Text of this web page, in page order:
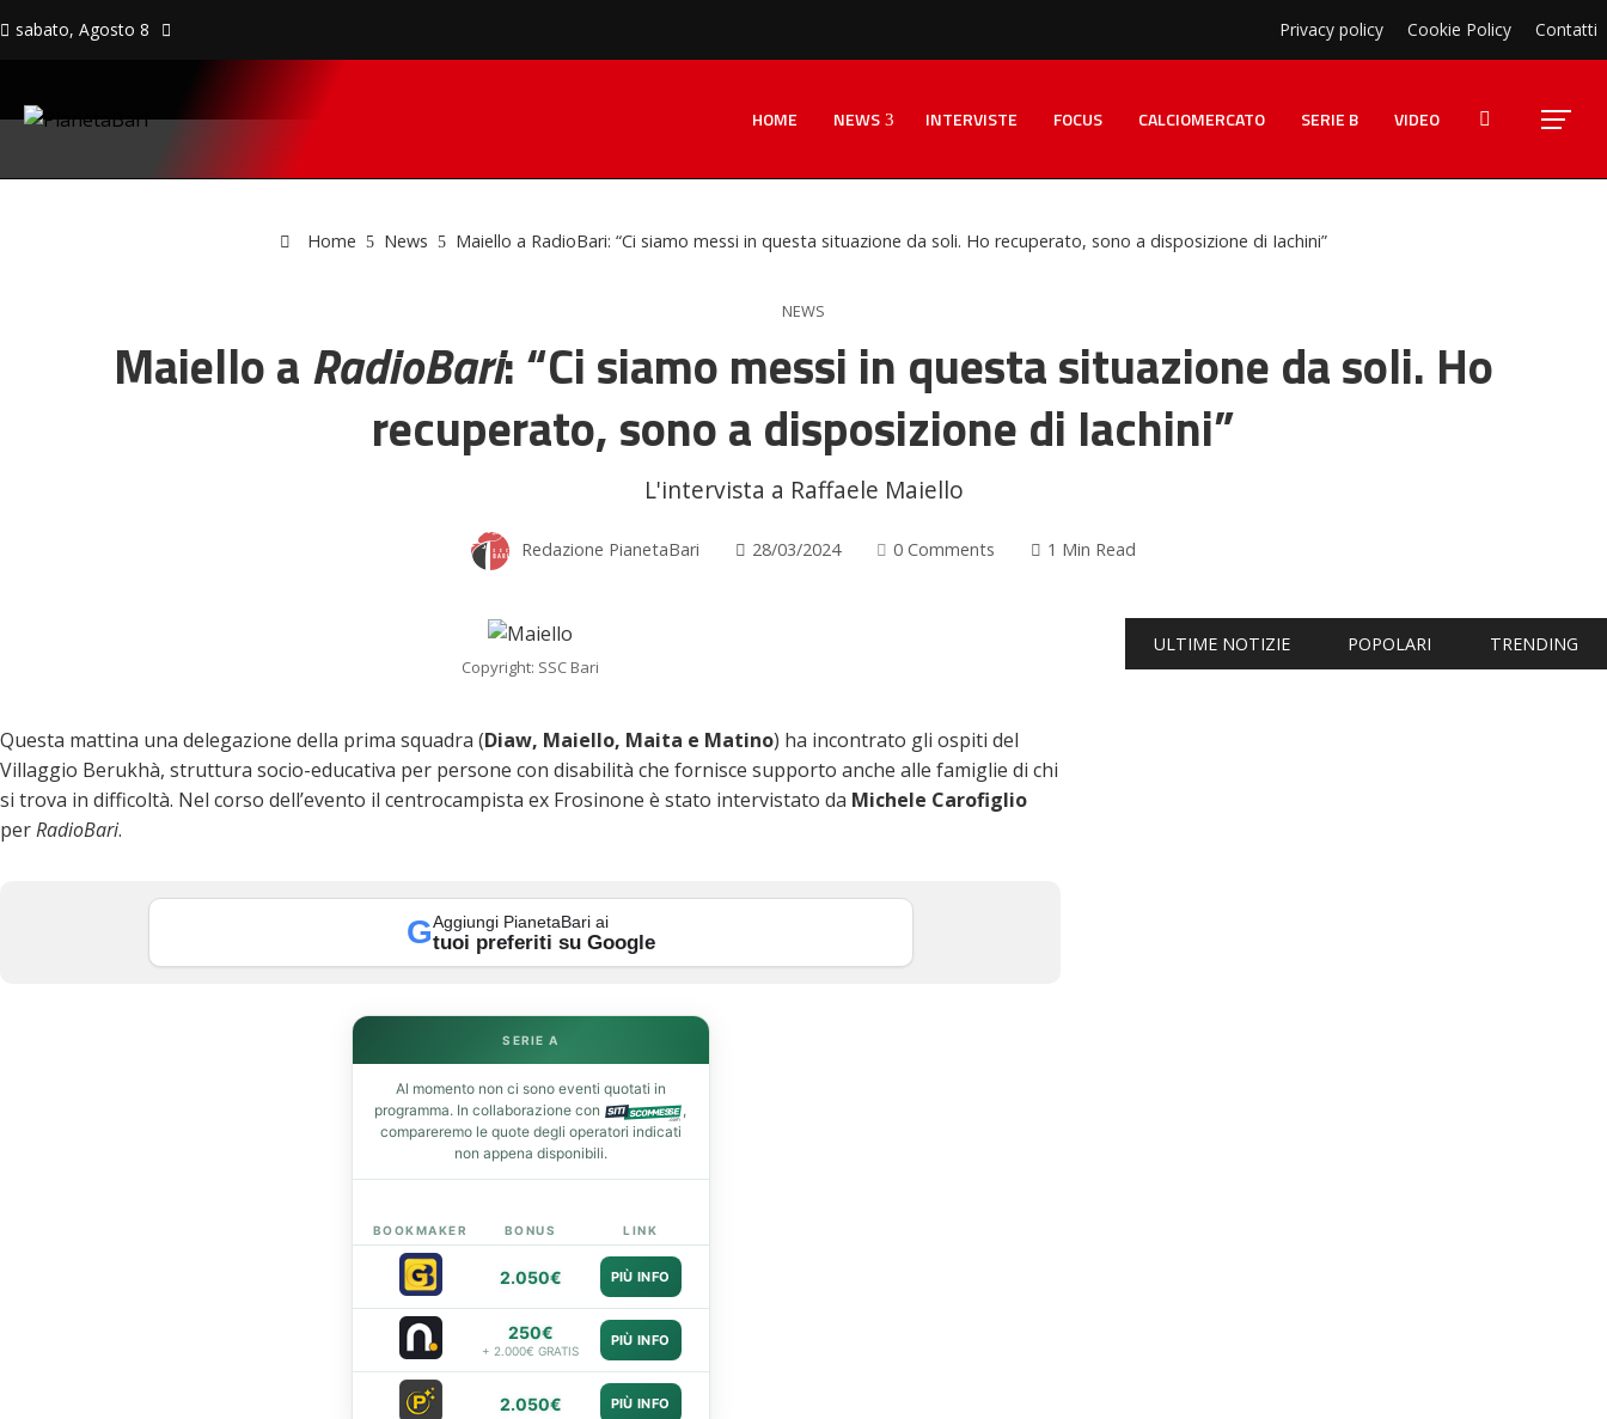
sabato, Agosto 8 Privacy policy Cookie Policy Contatti
HOME NEWS INTERVISTE FOCUS CALCIOMERCATO SERIE B VIDEO
Home News Maiello a RadioBari: “Ci siamo messi in questa situazione da soli. Ho recuperato, sono a disposizione di Iachini”
NEWS
Maiello aRadioBari: “Ci siamo messi in questa situazione da soli. Ho
recuperato, sono a disposizione di Iachini”
L'intervista a Raffaele Maiello
Redazione PianetaBari 28/03/2024 0 Comments 1 Min Read
Copyright: SSC Bari
Questa mattina una delegazione della prima squadra (Diaw, Maiello, Maita e Matino) ha incontrato gli ospiti del
Villaggio Berukhà, struttura socio-educativa per persone con disabilità che fornisce supporto anche alle famiglie di chi
si trova in difficoltà. Nel corso dell’evento il centrocampista ex Frosinone è stato intervistato da Michele Carofiglio
perRadioBari.
GAggiungi PianetaBari ai
tuoi preferiti su Google
SERIE A
Al momento non ci sono eventi quotati in
programma. In collaborazione con
,
compareremo le quote degli operatori indicati
non appena disponibili.
BOOKMAKER BONUS LINK
2.050€ PIÙ INFO
250€
+ 2.000€ GRATIS
PIÙ INFO
2.050€ PIÙ INFO
ULTIME NOTIZIE POPOLARI TRENDING